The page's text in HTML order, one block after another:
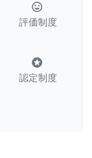
tag_faces
評価制度
stars
認定制度